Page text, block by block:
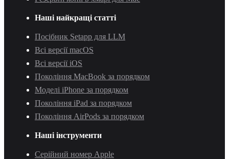
Наші найкращі статті
Посібник Setapp для LLM
Всі версії macOS
Всі версії iOS
Покоління MacBook за порядком
Моделі iPhone за порядком
Покоління iPad за порядком
Покоління AirPods за порядком
Наші інструменти
Серійний номер Apple